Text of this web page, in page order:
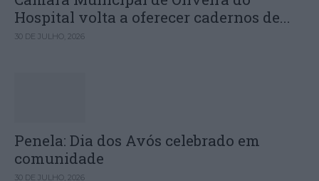
Hospital volta a oferecer cadernos de...
30 DE JULHO, 2026
Penela: Dia dos Avós celebrado em
comunidade
30 DE JULHO, 2026